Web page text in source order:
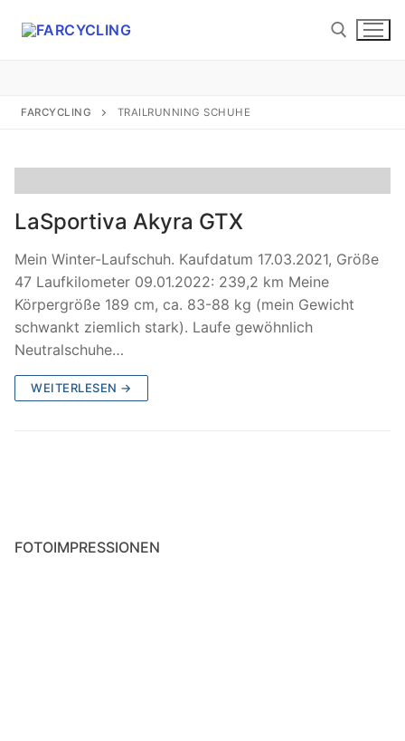
Inhalt
Suchen
nach:
Startseite
About
Etwas Radhistorie
Etwas Laufhistorie
Rose ProCross Gravel
FARCYCLING TRAILRUNNING SCHUHE
LaSportiva Akyra GTX
Mein Winter-Laufschuh. Kaufdatum 17.03.2021, Größe
47 Laufkilometer 09.01.2022: 239,2 km Meine
Körpergröße 189 cm, ca. 83-88 kg (mein Gewicht
schwankt ziemlich stark). Laufe gewöhnlich
Neutralschuhe…
WEITERLESEN →
FOTOIMPRESSIONEN